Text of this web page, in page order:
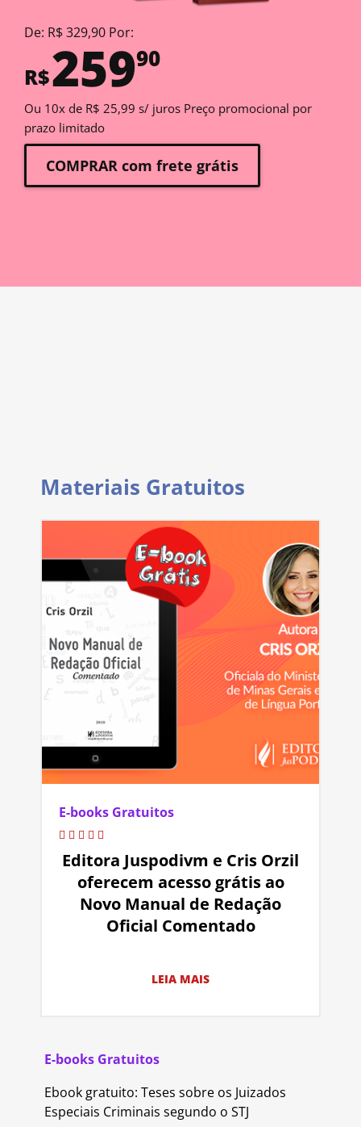
De: R$ 329,90 Por:
R$25990
Ou 10x de R$ 25,99 s/ juros Preço promocional por
prazo limitado
COMPRAR com frete grátis
Materiais Gratuitos
E-books Gratuitos
Editora Juspodivm e Cris Orzil
oferecem acesso grátis ao
Novo Manual de Redação
Oficial Comentado
LEIA MAIS
E-books Gratuitos
Ebook gratuito: Teses sobre os Juizados
Especiais Criminais segundo o STJ